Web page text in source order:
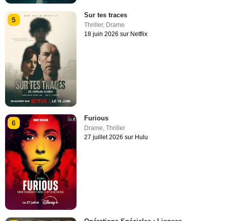
5
Sur tes traces
Thriller, Drame
18 juin 2026 sur Netflix
6
Furious
Drame,Thriller
27 juillet 2026 sur Hulu